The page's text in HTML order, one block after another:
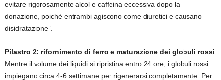
evitare rigorosamente alcol e caffeina eccessiva dopo la
donazione, poiché entrambi agiscono come diuretici e causano
disidratazione”.
Pilastro 2: rifornimento di ferro e maturazione dei globuli rossi
Mentre il volume dei liquidi si ripristina entro 24 ore, i globuli rossi
impiegano circa 4-6 settimane per rigenerarsi completamente. Per